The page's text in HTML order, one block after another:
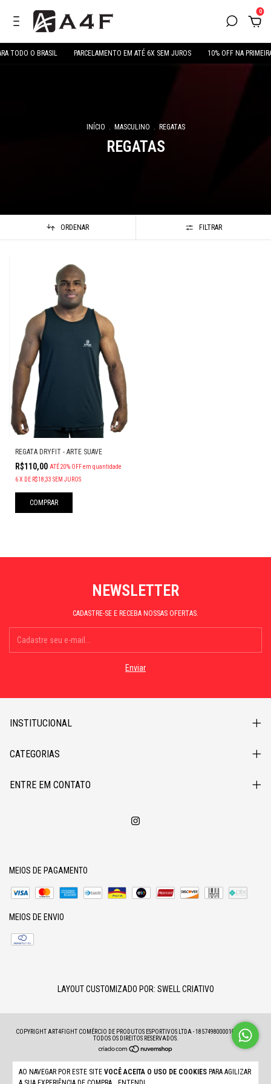
0
TODO O BRASIL PARCELAMENTO EM ATÉ 6X SEM JUROS 10% OFF NA
AO NAVEGAR POR ESTE SITE VOCÊ ACEITA O USO DE COOKIES PARA AGILIZAR
INÍCIO . MASCULINO . REGATAS
REGATAS
ORDENAR FILTRAR
REGATA DRYFIT - ARTE SUAVE
R$110,00 ATÉ 20% OFFem quantidade
6X DE R$18,33 SEM JUROS
COMPRAR
NEWSLETTER
CADASTRE-SE E RECEBA NOSSAS OFERTAS.
INSTITUCIONAL
CATEGORIAS
ENTRE EM CONTATO
MEIOS DE PAGAMENTO
MEIOS DE ENVIO
LAYOUT CUSTOMIZADO POR: SWELL CRIATIVO
COPYRIGHT ART4FIGHT COMÉRCIO DE PRODUTOS ESPORTIVOS LTDA - 18574980000100 - 2026.
TODOS OS DIREITOS RESERVADOS.